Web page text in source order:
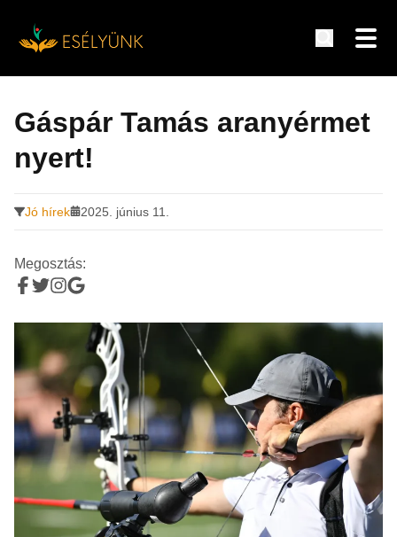
tartalomra
Gáspár Tamás aranyérmet
nyert!
Jó hírek 2025. június 11.
Megosztás: